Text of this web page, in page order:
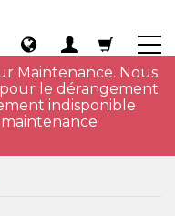
Maintenance. Nous
le dérangement.
indisponible